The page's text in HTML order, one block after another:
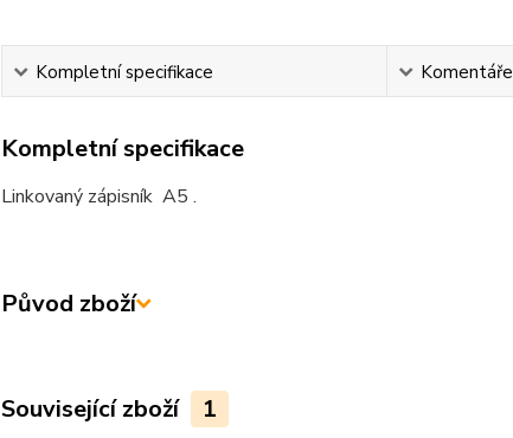
Kompletní specifikace Komentáře
Kompletní specifikace
Linkovaný zápisník A5 .
Původ zboží
Související zboží 1